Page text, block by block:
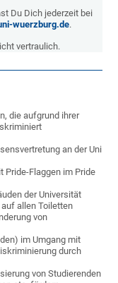
Du Dich jederzeit bei
wuerzburg.de.
vertraulich.
die aufgrund ihrer
an der Uni
Pride-Flaggen im Pride
der Universität
allen Toiletten
von
im Umgang mit
durch
von Studierenden